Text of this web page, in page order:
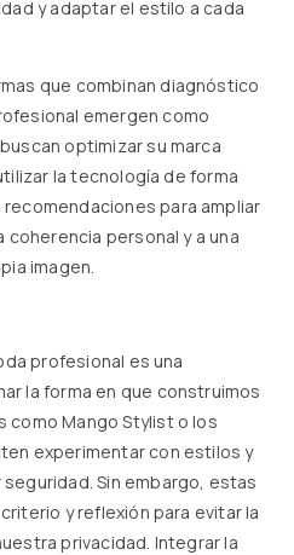
y adaptar el estilo a cada
que combinan diagnóstico
emergen como
optimizar su marca
la tecnología de forma
para ampliar
coherencia personal y a una
imagen.
profesional es una
la forma en que construimos
como Mango Stylist o los
experimentar con estilos y
Sin embargo, estas
y reflexión para evitar la
privacidad. Integrar la